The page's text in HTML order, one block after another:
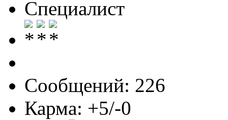
Специалист
Сообщений: 226
Карма: +5/-0